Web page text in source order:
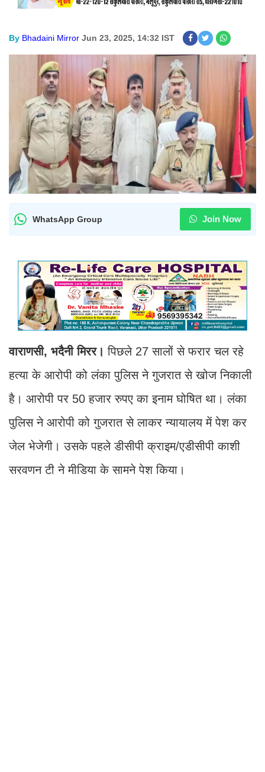
By Bhadaini Mirror Jun 23, 2025, 14:32 IST
WhatsApp Group Join Now
वाराणसी, भदैनी मिरर। पिछले 27 सालों से फरार चल रहे
हत्या के आरोपी को लंका पुलिस ने गुजरात से खोज निकाली
है। आरोपी पर 50 हजार रुपए का इनाम घोषित था। लंका
पुलिस ने आरोपी को गुजरात से लाकर न्यायालय में पेश कर
जेल भेजेगी। उसके पहले डीसीपी क्राइम/एडीसीपी काशी
सरवणन टी ने मीडिया के सामने पेश किया।